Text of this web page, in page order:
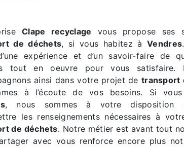
Clape recyclage vous propose ses
de déchets, si vous habitez à Vendres
expérience et d’un savoir-faire de
tout en oeuvre pour vous satisfaire.
ainsi dans votre projet de transport
à l’écoute de vos besoins. Si
, nous sommes à votre disposition
les renseignements nécessaires à
de déchets. Notre métier est avant tout
avec vous renforce encore plus